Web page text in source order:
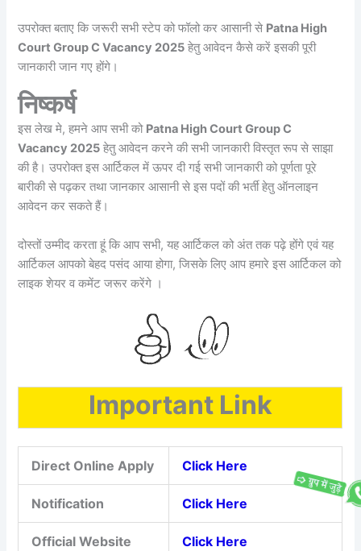
उपरोक्त बताए कि जरूरी सभी स्टेप को फॉलो कर आसानी से Patna High
Court Group C Vacancy 2025 हेतु आवेदन कैसे करें इसकी पूरी
जानकारी जान गए होंगे।
निष्कर्ष
इस लेख मे, हमने आप सभी को Patna High Court Group C
Vacancy 2025 हेतु आवेदन करने की सभी जानकारी विस्तृत रूप से साझा
की है। उपरोक्त इस आर्टिकल में ऊपर दी गई सभी जानकारी को पूर्णता पूरे
बारीकी से पढ़कर तथा जानकार आसानी से इस पदों की भर्ती हेतु ऑनलाइन
आवेदन कर सकते हैं।
दोस्तों उम्मीद करता हूं कि आप सभी, यह आर्टिकल को अंत तक पढ़े होंगे एवं यह
आर्टिकल आपको बेहद पसंद आया होगा, जिसके लिए आप हमारे इस आर्टिकल को
लाइक शेयर व कमेंट जरूर करेंगे ।
Important Link
Direct Online Apply Click Here
Notification Click Here
Official Website Click Here